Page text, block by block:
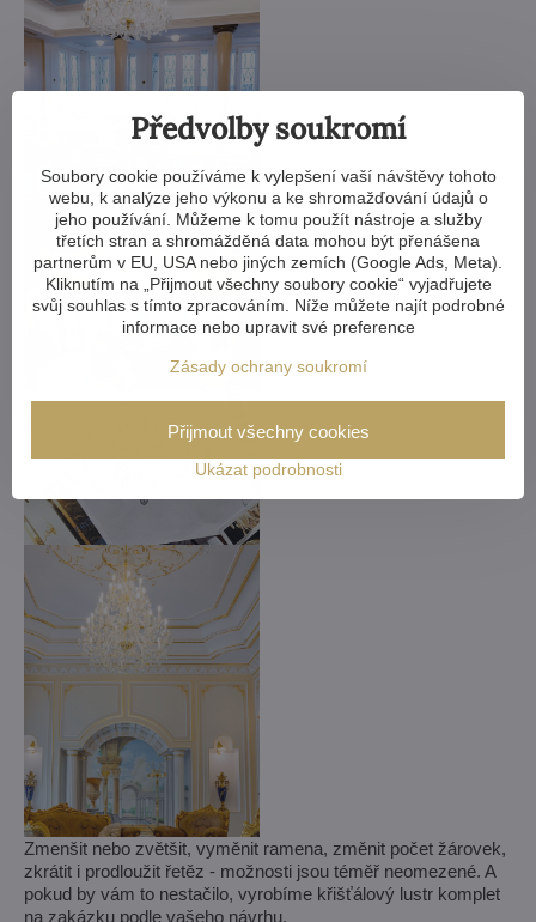
Zmenšit nebo zvětšit, vyměnit ramena, změnit počet žárovek,
zkrátit i prodloužit řetěz - možnosti jsou téměř neomezené. A
pokud by vám to nestačilo, vyrobíme křišťálový lustr komplet
na zakázku podle vašeho návrhu.
Předvolby soukromí
Soubory cookie používáme k vylepšení vaší návštěvy tohoto
webu, k analýze jeho výkonu a ke shromažďování údajů o
jeho používání. Můžeme k tomu použít nástroje a služby
třetích stran a shromážděná data mohou být přenášena
partnerům v EU, USA nebo jiných zemích (Google Ads, Meta).
Kliknutím na „Přijmout všechny soubory cookie“ vyjadřujete
svůj souhlas s tímto zpracováním. Níže můžete najít podrobné
informace nebo upravit své preference
Zásady ochrany soukromí
Ukázat podrobnosti
Přijmout všechny cookies